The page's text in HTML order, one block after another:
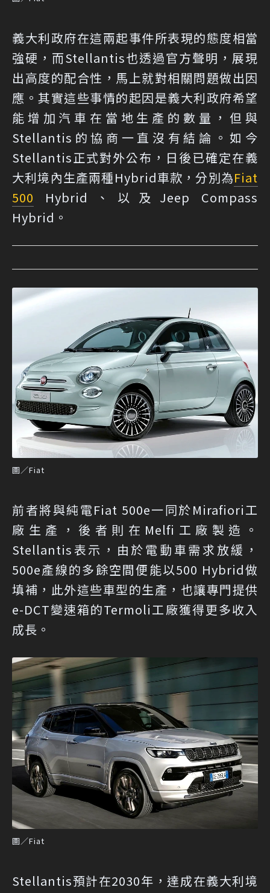
義大利政府在這兩起事件所表現的態度相當
強硬，而Stellantis也透過官方聲明，展現
出高度的配合性，馬上就對相關問題做出因
應。其實這些事情的起因是義大利政府希望
能增加汽車在當地生產的數量，但與
Stellantis的協商一直沒有結論。如今
Stellantis正式對外公布，日後已確定在義
大利境內生產兩種Hybrid車款，分別為Fiat
500 Hybrid、以及Jeep Compass
Hybrid。
圖／Fiat
前者將與純電Fiat 500e一同於Mirafiori工
廠生產，後者則在Melfi工廠製造。
Stellantis表示，由於電動車需求放緩，
500e產線的多餘空間便能以500 Hybrid做
填補，此外這些車型的生產，也讓專門提供
e-DCT變速箱的Termoli工廠獲得更多收入
成長。
圖／Fiat
Stellantis預計在2030年，達成在義大利境